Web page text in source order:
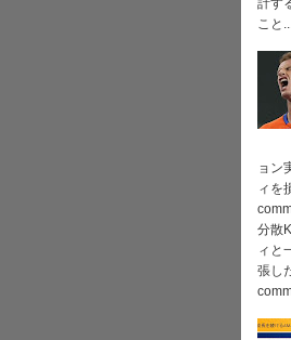
こと...
ョン
ィを
分散
ィと
張し